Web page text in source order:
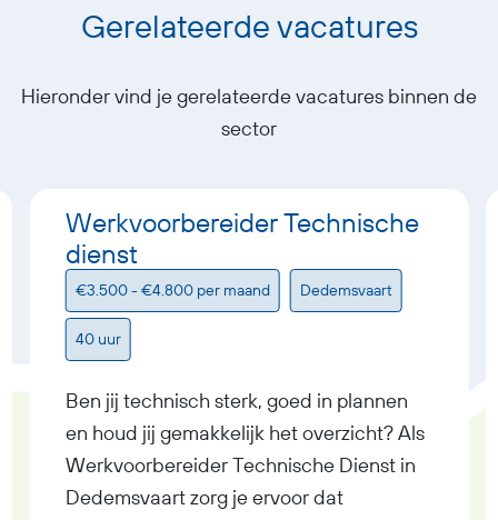
Gerelateerde vacatures
Hieronder vind je gerelateerde vacatures binnen de
sector
Werkvoorbereider Technische
dienst
€3.500 - €4.800 per maand Dedemsvaart
40 uur
Ben jij technisch sterk, goed in plannen
en houd jij gemakkelijk het overzicht? Als
Werkvoorbereider Technische Dienst in
Dedemsvaart zorg je ervoor dat